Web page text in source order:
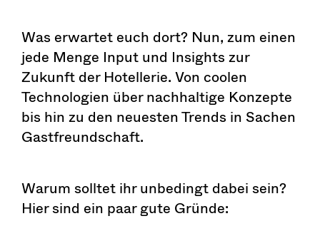
Was erwartet euch dort? Nun, zum einen
jede Menge Input und Insights zur
Zukunft der Hotellerie. Von coolen
Technologien über nachhaltige Konzepte
bis hin zu den neuesten Trends in Sachen
Gastfreundschaft.
Warum solltet ihr unbedingt dabei sein?
Hier sind ein paar gute Gründe: